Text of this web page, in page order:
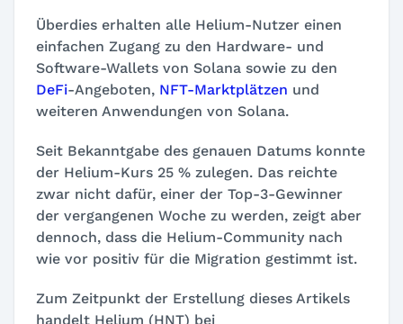
Überdies erhalten alle Helium-Nutzer einen
einfachen Zugang zu den Hardware- und
Software-Wallets von Solana sowie zu den
DeFi-Angeboten, NFT-Marktplätzen und
weiteren Anwendungen von Solana.
Seit Bekanntgabe des genauen Datums konnte
der Helium-Kurs 25 % zulegen. Das reichte
zwar nicht dafür, einer der Top-3-Gewinner
der vergangenen Woche zu werden, zeigt aber
dennoch, dass die Helium-Community nach
wie vor positiv für die Migration gestimmt ist.
Zum Zeitpunkt der Erstellung dieses Artikels
handelt Helium (HNT) bei